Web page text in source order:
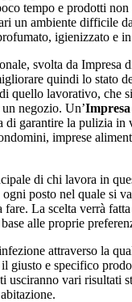
tempo e prodotti non
un ambiente difficile
igienizzato e
svolta da Impresa
quindi lo stato
quello lavorativo, che
negozio. Un’
di garantire la pulizia in
imprese
di chi lavora in
posto nel quale si
fare. La scelta verrà
alle proprie
attraverso la
giusto e specifico
usciranno vari risultati